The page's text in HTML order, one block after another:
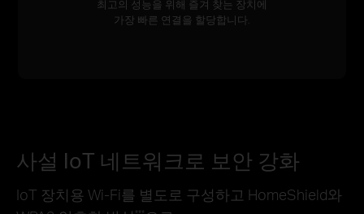
최고의 성능을 위해 즐겨 찾는 장치에
가장 빠른 연결을 할당합니다.
사설 IoT 네트워크로 보안 강화
IoT 장치용 Wi-Fi를 별도로 구성하고 HomeShield와